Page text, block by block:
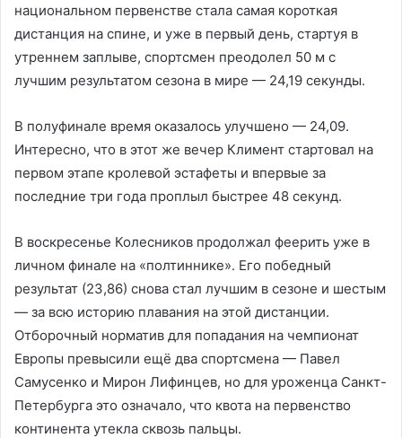
национальном первенстве стала самая короткая
дистанция на спине, и уже в первый день, стартуя в
утреннем заплыве, спортсмен преодолел 50 м с
лучшим результатом сезона в мире — 24,19 секунды.
В полуфинале время оказалось улучшено — 24,09.
Интересно, что в этот же вечер Климент стартовал на
первом этапе кролевой эстафеты и впервые за
последние три года проплыл быстрее 48 секунд.
В воскресенье Колесников продолжал феерить уже в
личном финале на «полтиннике». Его победный
результат (23,86) снова стал лучшим в сезоне и шестым
— за всю историю плавания на этой дистанции.
Отборочный норматив для попадания на чемпионат
Европы превысили ещё два спортсмена — Павел
Самусенко и Мирон Лифинцев, но для уроженца Санкт-
Петербурга это означало, что квота на первенство
континента утекла сквозь пальцы.